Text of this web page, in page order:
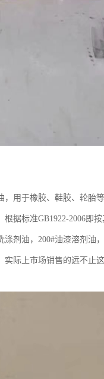
用于橡胶、鞋胶、轮胎
据标准GB1922-2006即
剂油，200#油漆溶剂油
际上市场销售的远不止